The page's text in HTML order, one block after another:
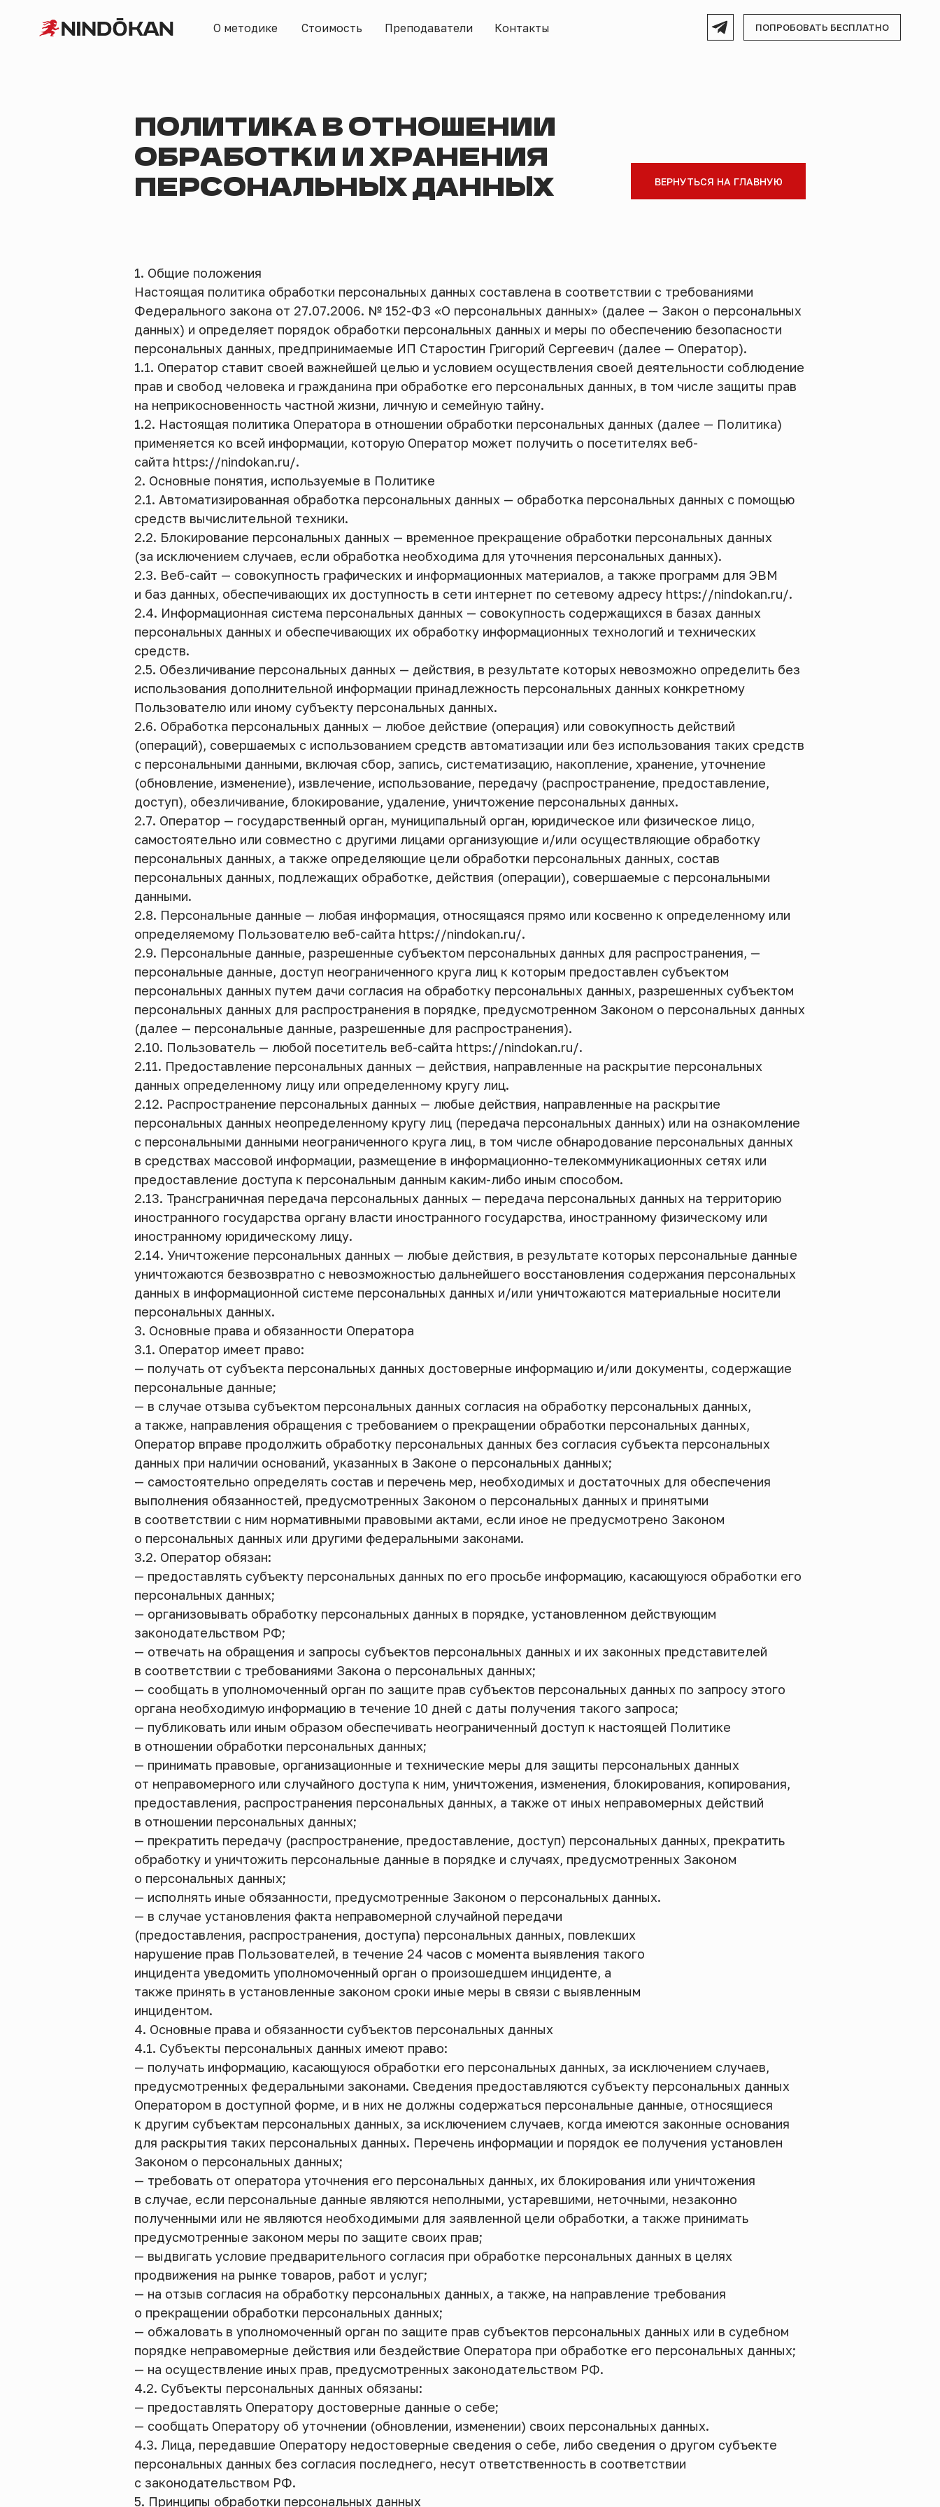
Контакты
Преподаватели
Стоимость
О методике ПОПРОБОВАТЬ БЕСПЛАТНО
ПОЛИТИКА В ОТНОШЕНИИ
ОБРАБОТКИ И ХРАНЕНИЯ
ПЕРСОНАЛЬНЫХ ДАННЫХ
ВЕРНУТЬСЯ НА ГЛАВНУЮ
1. Общие положения
Настоящая политика обработки персональных данных составлена в соответствии с требованиями
Федерального закона от 27.07.2006. № 152-ФЗ «О персональных данных» (далее — Закон о персональных
данных) и определяет порядок обработки персональных данных и меры по обеспечению безопасности
персональных данных, предпринимаемые ИП Старостин Григорий Сергеевич (далее — Оператор).
1.1. Оператор ставит своей важнейшей целью и условием осуществления своей деятельности соблюдение
прав и свобод человека и гражданина при обработке его персональных данных, в том числе защиты прав
на неприкосновенность частной жизни, личную и семейную тайну.
1.2. Настоящая политика Оператора в отношении обработки персональных данных (далее — Политика)
применяется ко всей информации, которую Оператор может получить о посетителях веб-
сайта https://nindokan.ru/.
2. Основные понятия, используемые в Политике
2.1. Автоматизированная обработка персональных данных — обработка персональных данных с помощью
средств вычислительной техники.
2.2. Блокирование персональных данных — временное прекращение обработки персональных данных
(за исключением случаев, если обработка необходима для уточнения персональных данных).
2.3. Веб-сайт — совокупность графических и информационных материалов, а также программ для ЭВМ
и баз данных, обеспечивающих их доступность в сети интернет по сетевому адресу https://nindokan.ru/.
2.4. Информационная система персональных данных — совокупность содержащихся в базах данных
персональных данных и обеспечивающих их обработку информационных технологий и технических
средств.
2.5. Обезличивание персональных данных — действия, в результате которых невозможно определить без
использования дополнительной информации принадлежность персональных данных конкретному
Пользователю или иному субъекту персональных данных.
2.6. Обработка персональных данных — любое действие (операция) или совокупность действий
(операций), совершаемых с использованием средств автоматизации или без использования таких средств
с персональными данными, включая сбор, запись, систематизацию, накопление, хранение, уточнение
(обновление, изменение), извлечение, использование, передачу (распространение, предоставление,
доступ), обезличивание, блокирование, удаление, уничтожение персональных данных.
2.7. Оператор — государственный орган, муниципальный орган, юридическое или физическое лицо,
самостоятельно или совместно с другими лицами организующие и/или осуществляющие обработку
персональных данных, а также определяющие цели обработки персональных данных, состав
персональных данных, подлежащих обработке, действия (операции), совершаемые с персональными
данными.
2.8. Персональные данные — любая информация, относящаяся прямо или косвенно к определенному или
определяемому Пользователю веб-сайта https://nindokan.ru/.
2.9. Персональные данные, разрешенные субъектом персональных данных для распространения, —
персональные данные, доступ неограниченного круга лиц к которым предоставлен субъектом
персональных данных путем дачи согласия на обработку персональных данных, разрешенных субъектом
персональных данных для распространения в порядке, предусмотренном Законом о персональных данных
(далее — персональные данные, разрешенные для распространения).
2.10. Пользователь — любой посетитель веб-сайта https://nindokan.ru/.
2.11. Предоставление персональных данных — действия, направленные на раскрытие персональных
данных определенному лицу или определенному кругу лиц.
2.12. Распространение персональных данных — любые действия, направленные на раскрытие
персональных данных неопределенному кругу лиц (передача персональных данных) или на ознакомление
с персональными данными неограниченного круга лиц, в том числе обнародование персональных данных
в средствах массовой информации, размещение в информационно-телекоммуникационных сетях или
предоставление доступа к персональным данным каким-либо иным способом.
2.13. Трансграничная передача персональных данных — передача персональных данных на территорию
иностранного государства органу власти иностранного государства, иностранному физическому или
иностранному юридическому лицу.
2.14. Уничтожение персональных данных — любые действия, в результате которых персональные данные
уничтожаются безвозвратно с невозможностью дальнейшего восстановления содержания персональных
данных в информационной системе персональных данных и/или уничтожаются материальные носители
персональных данных.
3. Основные права и обязанности Оператора
3.1. Оператор имеет право:
— получать от субъекта персональных данных достоверные информацию и/или документы, содержащие
персональные данные;
— в случае отзыва субъектом персональных данных согласия на обработку персональных данных,
а также, направления обращения с требованием о прекращении обработки персональных данных,
Оператор вправе продолжить обработку персональных данных без согласия субъекта персональных
данных при наличии оснований, указанных в Законе о персональных данных;
— самостоятельно определять состав и перечень мер, необходимых и достаточных для обеспечения
выполнения обязанностей, предусмотренных Законом о персональных данных и принятыми
в соответствии с ним нормативными правовыми актами, если иное не предусмотрено Законом
о персональных данных или другими федеральными законами.
3.2. Оператор обязан:
— предоставлять субъекту персональных данных по его просьбе информацию, касающуюся обработки его
персональных данных;
— организовывать обработку персональных данных в порядке, установленном действующим
законодательством РФ;
— отвечать на обращения и запросы субъектов персональных данных и их законных представителей
в соответствии с требованиями Закона о персональных данных;
— сообщать в уполномоченный орган по защите прав субъектов персональных данных по запросу этого
органа необходимую информацию в течение 10 дней с даты получения такого запроса;
— публиковать или иным образом обеспечивать неограниченный доступ к настоящей Политике
в отношении обработки персональных данных;
— принимать правовые, организационные и технические меры для защиты персональных данных
от неправомерного или случайного доступа к ним, уничтожения, изменения, блокирования, копирования,
предоставления, распространения персональных данных, а также от иных неправомерных действий
в отношении персональных данных;
— прекратить передачу (распространение, предоставление, доступ) персональных данных, прекратить
обработку и уничтожить персональные данные в порядке и случаях, предусмотренных Законом
о персональных данных;
— исполнять иные обязанности, предусмотренные Законом о персональных данных.
— в случае установления факта неправомерной случайной передачи
(предоставления, распространения, доступа) персональных данных, повлекших
нарушение прав Пользователей, в течение 24 часов с момента выявления такого
инцидента уведомить уполномоченный орган о произошедшем инциденте, а
также принять в установленные законом сроки иные меры в связи с выявленным
инцидентом.
4. Основные права и обязанности субъектов персональных данных
4.1. Субъекты персональных данных имеют право:
— получать информацию, касающуюся обработки его персональных данных, за исключением случаев,
предусмотренных федеральными законами. Сведения предоставляются субъекту персональных данных
Оператором в доступной форме, и в них не должны содержаться персональные данные, относящиеся
к другим субъектам персональных данных, за исключением случаев, когда имеются законные основания
для раскрытия таких персональных данных. Перечень информации и порядок ее получения установлен
Законом о персональных данных;
— требовать от оператора уточнения его персональных данных, их блокирования или уничтожения
в случае, если персональные данные являются неполными, устаревшими, неточными, незаконно
полученными или не являются необходимыми для заявленной цели обработки, а также принимать
предусмотренные законом меры по защите своих прав;
— выдвигать условие предварительного согласия при обработке персональных данных в целях
продвижения на рынке товаров, работ и услуг;
— на отзыв согласия на обработку персональных данных, а также, на направление требования
о прекращении обработки персональных данных;
— обжаловать в уполномоченный орган по защите прав субъектов персональных данных или в судебном
порядке неправомерные действия или бездействие Оператора при обработке его персональных данных;
— на осуществление иных прав, предусмотренных законодательством РФ.
4.2. Субъекты персональных данных обязаны:
— предоставлять Оператору достоверные данные о себе;
— сообщать Оператору об уточнении (обновлении, изменении) своих персональных данных.
4.3. Лица, передавшие Оператору недостоверные сведения о себе, либо сведения о другом субъекте
персональных данных без согласия последнего, несут ответственность в соответствии
с законодательством РФ.
5. Принципы обработки персональных данных